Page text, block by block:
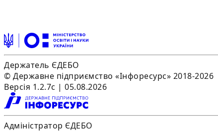
Держатель ЄДЕБО
© Державне підприємство «Інфоресурс» 2018-2026
Версія 1.2.7c | 05.08.2026
Адміністратор ЄДЕБО